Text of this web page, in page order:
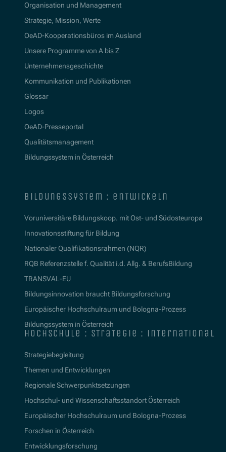
Organisation und Management
Strategie, Mission, Werte
OeAD-Kooperationsbüros im Ausland
Unsere Programme von A bis Z
Unternehmensgeschichte
Kommunikation und Publikationen
Glossar
Logos
OeAD-Presseportal
Qualitätsmanagement
Bildungssystem in Österreich
bildungssystem : entwickeln
Voruniversitäre Bildungskoop. mit Ost- und Südosteuropa
Innovationsstiftung für Bildung
Nationaler Qualifikationsrahmen (NQR)
RQB Referenzstelle f. Qualität i.d. Allg. & BerufsBildung
TRANSVAL-EU
Bildungsinnovation braucht Bildungsforschung
Europäischer Hochschulraum und Bologna-Prozess
Bildungssystem in Österreich
hochschule : strategie : international
Strategiebegleitung
Themen und Entwicklungen
Regionale Schwerpunktsetzungen
Hochschul- und Wissenschaftsstandort Österreich
Europäischer Hochschulraum und Bologna-Prozess
Forschen in Österreich
Entwicklungsforschung